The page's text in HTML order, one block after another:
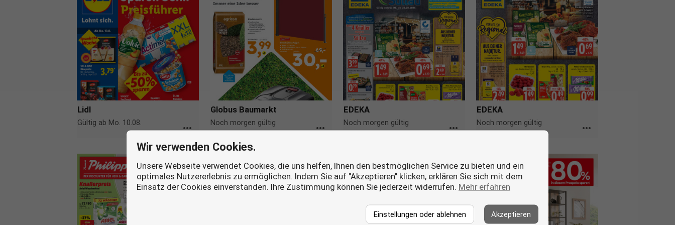
Lidl
Gültig ab Mo. 10.08. more_horiz
Globus Baumarkt
Noch morgen gültig more_horiz
EDEKA
Noch morgen gültig more_horiz
EDEKA
Noch morgen gültig more_horiz
Wir verwenden Cookies.
Unsere Webseite verwendet Cookies, die uns helfen, Ihnen den bestmöglichen Service zu bieten und ein
optimales Nutzererlebnis zu ermöglichen. Indem Sie auf "Akzeptieren" klicken, erklären Sie sich mit dem
Einsatz der Cookies einverstanden. Ihre Zustimmung können Sie jederzeit widerrufen. Mehr erfahren
Einstellungen oder ablehnen Akzeptieren